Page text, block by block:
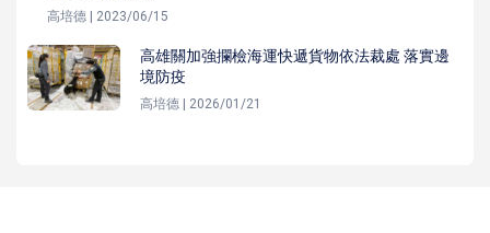
高培德 | 2023/06/15
高雄關加強攔檢海運快遞貨物依法裁處 落實邊
境防疫
高培德 | 2026/01/21